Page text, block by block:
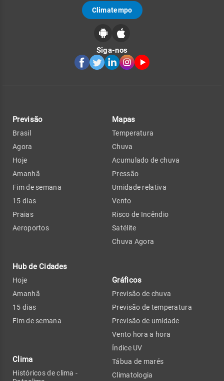
Climatempo
Siga-nos
Previsão
Brasil
Agora
Hoje
Amanhã
Fim de semana
15 dias
Praias
Aeroportos
Hub de Cidades
Hoje
Amanhã
15 dias
Fim de semana
Clima
Históricos de clima -
Mapas
Temperatura
Chuva
Acumulado de chuva
Pressão
Umidade relativa
Vento
Risco de Incêndio
Satélite
Chuva Agora
Gráficos
Previsão de chuva
Previsão de temperatura
Previsão de umidade
Vento hora a hora
Índice UV
Tábua de marés
Climatologia